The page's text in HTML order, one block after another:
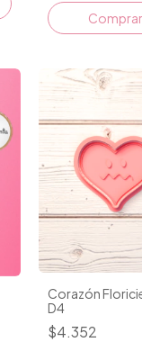
Comprar
Corazón
D4
$4.352